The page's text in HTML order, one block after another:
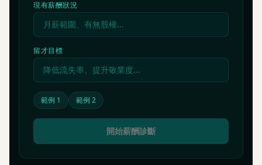
現有薪酬狀況
留才目標
範例 1 範例 2
開始薪酬診斷